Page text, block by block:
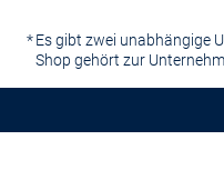
Es gibt zwei unabhängige
Shop gehört zur